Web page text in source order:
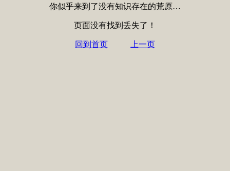
你似乎来到了没有知识存在的荒原…
页面没有找到丢失了！
回到首页 上一页